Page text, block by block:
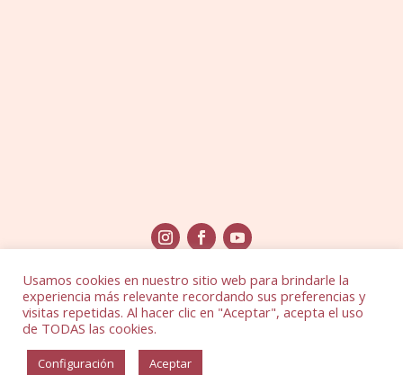
© Yoga Shakti, 2026 |Aviso Legal
Usamos cookies en nuestro sitio web para brindarle la
experiencia más relevante recordando sus preferencias y
visitas repetidas. Al hacer clic en "Aceptar", acepta el uso
de TODAS las cookies.
Configuración Aceptar